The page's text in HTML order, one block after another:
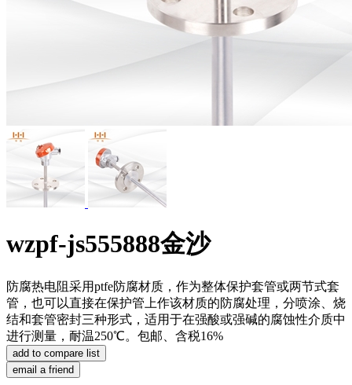
wzpf-js555888金沙
防腐热电阻采用ptfe防腐材质，作为整体保护套管或两节式套
管，也可以直接在保护管上作该材质的防腐处理，分喷涂、烧
结和套管密封三种形式，适用于在强酸或强碱的腐蚀性介质中
进行测量，耐温250℃。包邮、含税16%